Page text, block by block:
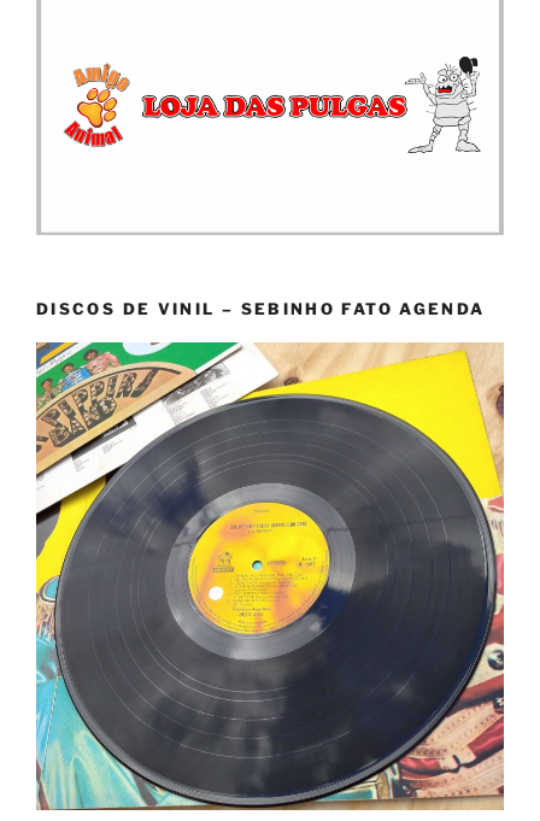
DISCOS DE VINIL – SEBINHO FATO AGENDA